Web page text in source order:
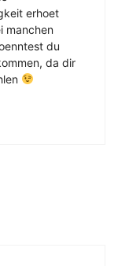
erhoet
manchen
du
da dir